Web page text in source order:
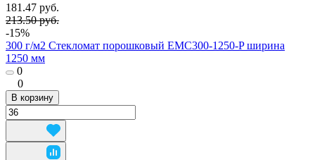
181.47 руб.
213.50 руб.
-15%
300 г/м2 Стекломат порошковый EMC300-1250-P ширина
1250 мм
0
0
В корзину